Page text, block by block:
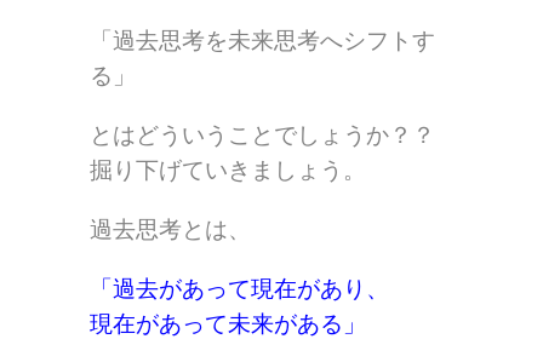
「過去思考を未来思考へシフトす
る」
とはどういうことでしょうか？？
掘り下げていきましょう。
過去思考とは、
「過去があって現在があり、
現在があって未来がある」